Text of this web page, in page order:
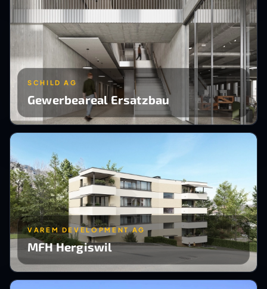
SCHILD AG
Gewerbeareal Ersatzbau
VAREM DEVELOPMENT AG
MFH Hergiswil